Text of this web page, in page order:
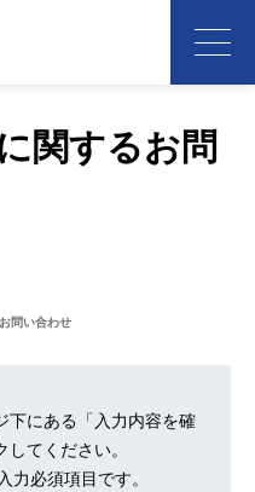
問い合わせ
関するお問
下にある「入力内容を確
てください。
力必須項目です。